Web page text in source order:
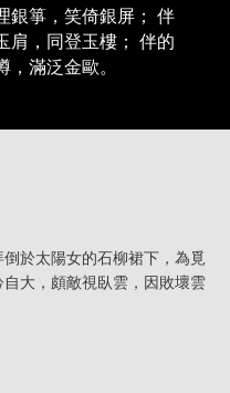
銀箏，笑倚銀屏； 伴
肩，同登玉樓； 伴的
滿泛金歐。
於太陽女的石柳裙下，為覓
大，頗敵視臥雲，因敗壞雲